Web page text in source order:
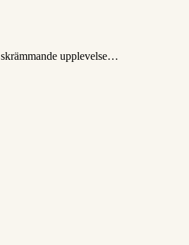
upplevelse…